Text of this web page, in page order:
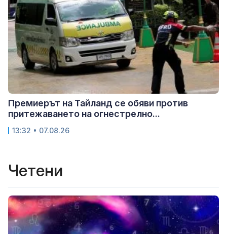
Премиерът на Тайланд се обяви против
притежаването на огнестрелно...
13:32 • 07.08.26
Четени